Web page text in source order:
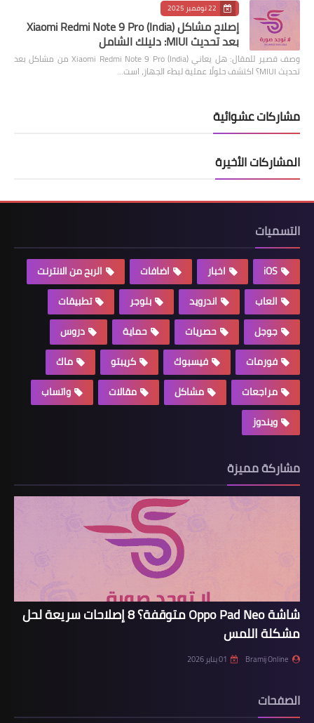
22 نوفمبر 2025
إصلاح مشاكل Xiaomi Redmi Note 9 Pro (India)
بعد تحديث MIUI: دليلك الشامل
وصف قصير للمقال: هل يعاني Xiaomi Redmi Note 9 Pro (India) من مشاكل بعد
تحديث MIUI؟ اكتشف حلولًا عملية لبطء الجهاز، است…
مشاركات عشوائية
المشاركات الأخيرة
التسميات
iOS اخبار اضافات
الربح من الانترنت
العاب
اندرويد بلوجر
تطبيقات
جوجل
حصريات حماية
دروس
فورمات
فيسبوك كريبتو
ماك
مراجعات
مشاكل مقالات
واتساب
ويندوز
مشاركة مميزة
شاشة Oppo Pad Neo متوقفة؟ 8 إصلاحات سريعة لحل
مشكلة اللمس
Bramij Online 01 يناير 2026
الصفحات